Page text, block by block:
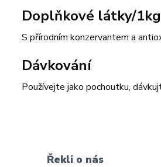
Doplňkové látky/1kg
S přírodním konzervantem a
Dávkování
Používejte jako pochoutku,
Řekli o nás